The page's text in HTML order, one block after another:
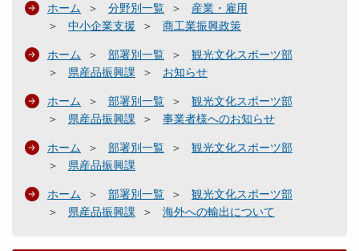
ホーム 分野別一覧
産業・雇用
中小企業支援
商工業振興政策
ホーム 部署別一覧
観光文化スポーツ部
県産品振興課
お知らせ
ホーム 部署別一覧
観光文化スポーツ部
県産品振興課
事業者様へのお知らせ
ホーム 部署別一覧
観光文化スポーツ部
県産品振興課
ホーム 部署別一覧
観光文化スポーツ部
県産品振興課
海外への輸出について